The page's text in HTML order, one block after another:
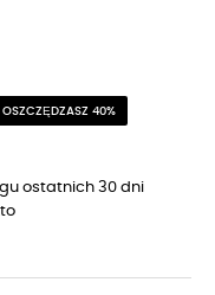
OSZCZĘDZASZ 40%
ostatnich 30 dni